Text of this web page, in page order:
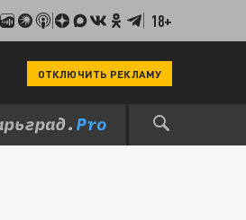
18+
ОТКЛЮЧИТЬ РЕКЛАМУ